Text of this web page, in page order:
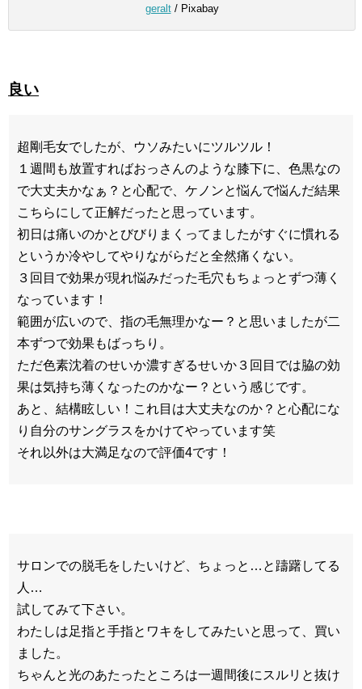
geralt/ Pixabay
良い
超剛毛女でしたが、ウソみたいにツルツル！
１週間も放置すればおっさんのような膝下に、色黒なの
で大丈夫かなぁ？と心配で、ケノンと悩んで悩んだ結果
こちらにして正解だったと思っています。
初日は痛いのかとびびりまくってましたがすぐに慣れる
というか冷やしてやりながらだと全然痛くない。
３回目で効果が現れ悩みだった毛穴もちょっとずつ薄く
なっています！
範囲が広いので、指の毛無理かなー？と思いましたが二
本ずつで効果もばっちり。
ただ色素沈着のせいか濃すぎるせいか３回目では脇の効
果は気持ち薄くなったのかなー？という感じです。
あと、結構眩しい！これ目は大丈夫なのか？と心配にな
り自分のサングラスをかけてやっています笑
それ以外は大満足なので評価4です！
サロンでの脱毛をしたいけど、ちょっと…と躊躇してる
人…
試してみて下さい。
わたしは足指と手指とワキをしてみたいと思って、買い
ました。
ちゃんと光のあたったところは一週間後にスルリと抜け